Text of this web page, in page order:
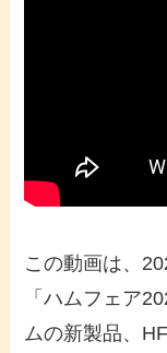
この動画は、
「ハムフェア
ムの新製品、